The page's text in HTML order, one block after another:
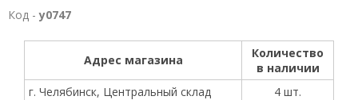
Код -у0747
Адрес магазина
Количество
в наличии
г. Челябинск, Центральный склад
4 шт.